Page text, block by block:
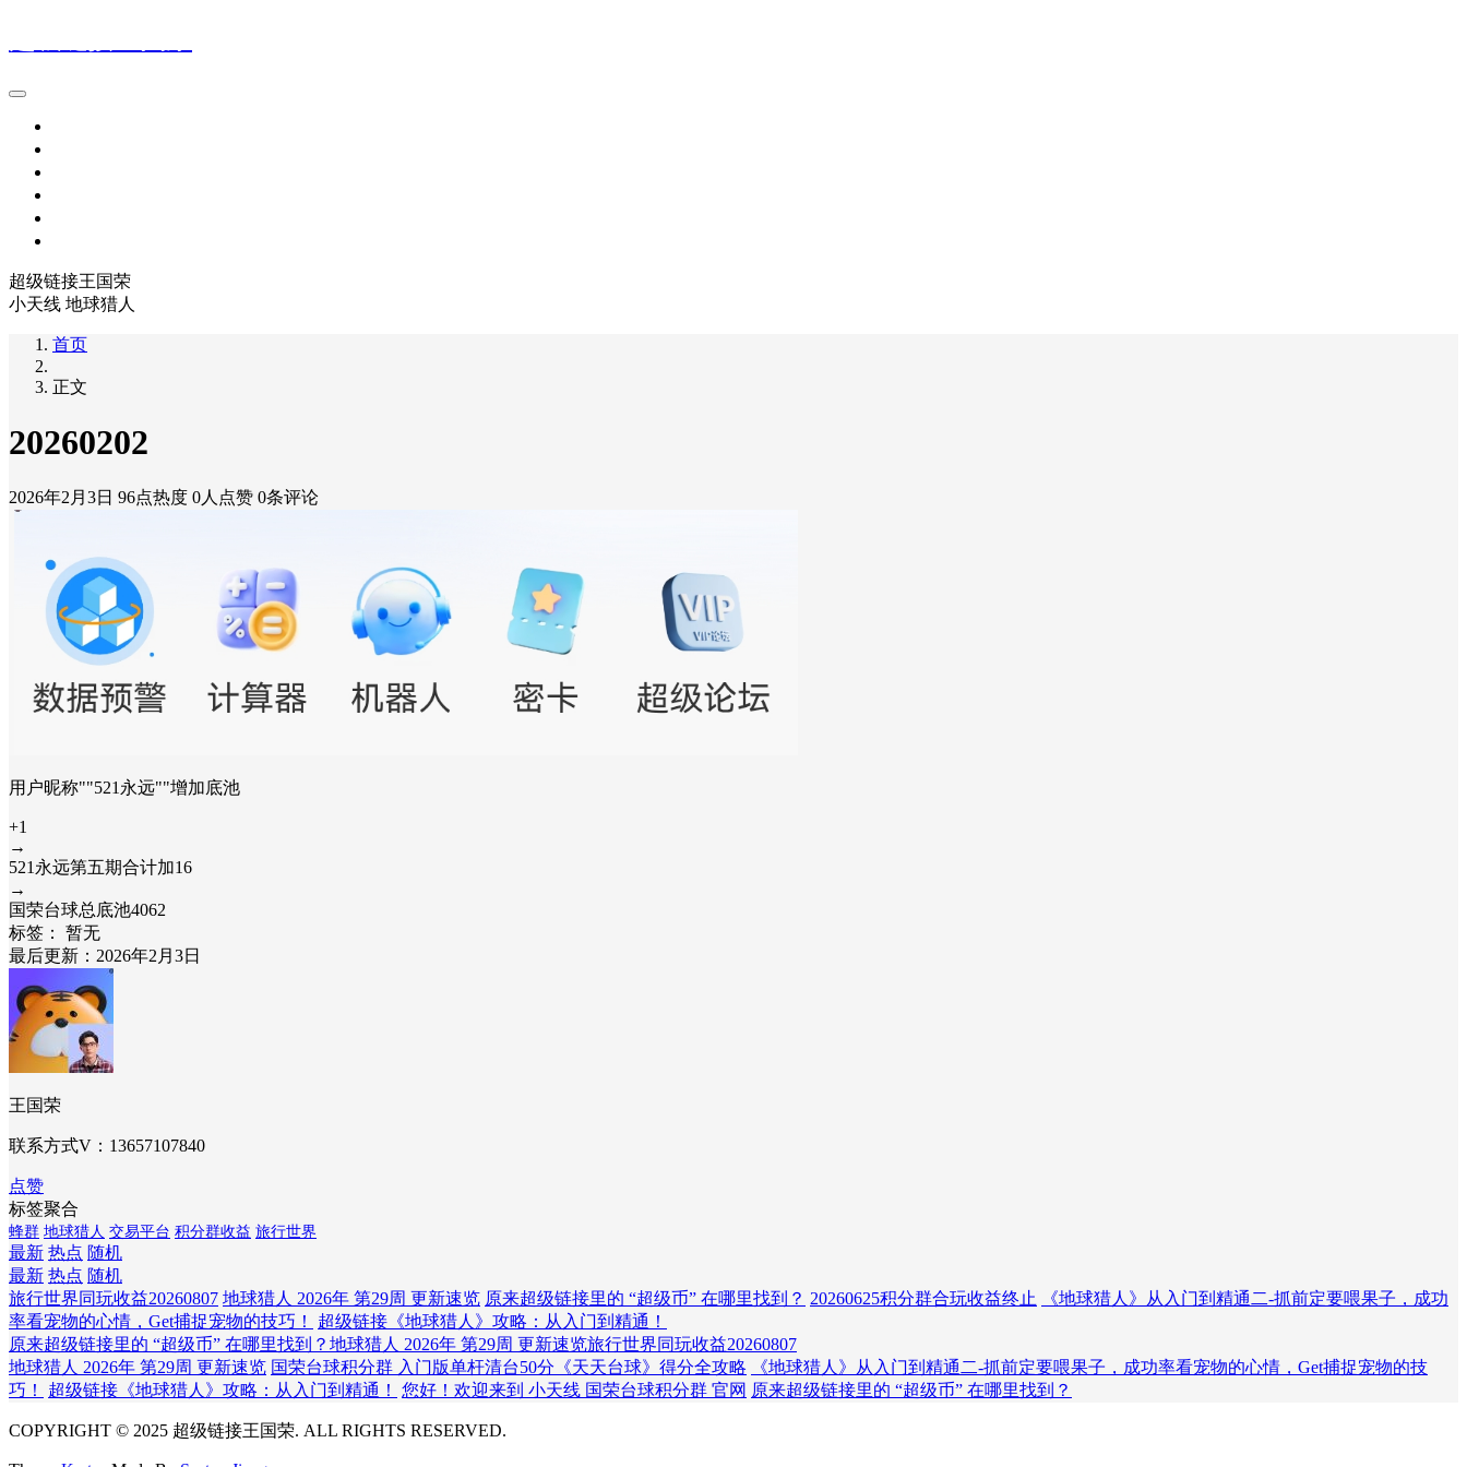
超级链接王国荣
小天线 地球猎人
首页
正文
20260202
2026年2月3日 96点热度 0人点赞 0条评论
用户昵称""521永远""增加底池
+1
→
521永远第五期合计加16
→
国荣台球总底池4062
标签：
暂无
最后更新：2026年2月3日
王国荣
联系方式V：13657107840
点赞
标签聚合
蜂群 地球猎人 交易平台 积分群收益 旅行世界
最新 热点 随机
最新 热点 随机
旅行世界同玩收益20260807 地球猎人 2026年 第29周 更新速览 原来超级链接里的 “超级币” 在哪里找到？ 20260625积分群合玩收益终止
《地球猎人》从入门到精通二-抓前定要喂果子，成功
率看宠物的心情，Get捕捉宠物的技巧！
超级链接《地球猎人》攻略：从入门到精通！
原来超级链接里的 “超级币” 在哪里找到？ 地球猎人 2026年 第29周 更新速览旅行世界同玩收益20260807
地球猎人 2026年 第29周 更新速览 国荣台球积分群 入门版单杆清台50分《天天台球》得分全攻略
《地球猎人》从入门到精通二-抓前定要喂果子，成功率看宠物的心情，Get捕捉宠物的技
巧！
超级链接《地球猎人》攻略：从入门到精通！ 您好！欢迎来到 小天线 国荣台球积分群 官网 原来超级链接里的 “超级币” 在哪里找到？
COPYRIGHT © 2025 超级链接王国荣. ALL RIGHTS RESERVED.